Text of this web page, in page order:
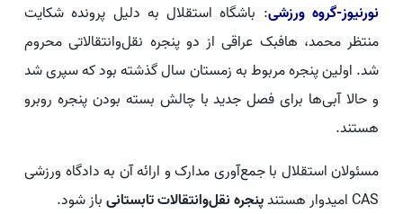
نورنیوز-گروه ورزشی: باشگاه استقلال به دلیل پرونده شکایت
منتظر محمد، هافبک عراقی از دو پنجره نقل‌وانتقالاتی محروم
شد. اولین پنجره مربوط به زمستان سال گذشته بود که سپری شد
و حالا آبی‌ها برای فصل جدید با چالش بسته بودن پنجره روبرو
هستند.
مسئولان استقلال با جمع‌آوری مدارک و ارائه آن به دادگاه ورزشی
CAS امیدوار هستند
پنجره نقل‌وانتقالات تابستانیباز شود.